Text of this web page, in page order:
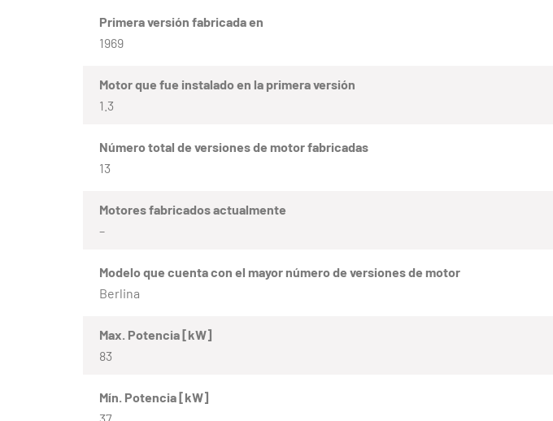
Primera versión fabricada en
1969
Motor que fue instalado en la primera versión
1.3
Número total de versiones de motor fabricadas
13
Motores fabricados actualmente
–
Modelo que cuenta con el mayor número de versiones de motor
Berlina
Max. Potencia [kW]
83
Mín. Potencia [kW]